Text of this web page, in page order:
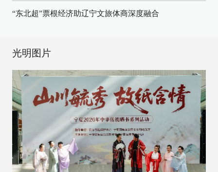
“东北超”票根经济助辽宁文旅体商深度融合
光明图片